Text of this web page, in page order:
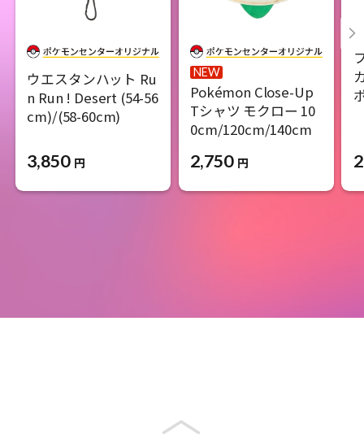
ウエスタンハット Ru
n Run ! Desert (54-56
cm)/(58-60cm)
3,850 円
NEW
Pokémon Close-Up
Tシャツ モクロー 10
0cm/120cm/140cm
2,750 円